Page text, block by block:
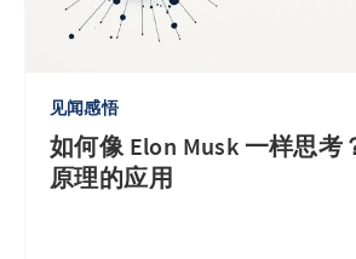
见闻感悟
如何像 Elon Musk 一样思
原理的应用